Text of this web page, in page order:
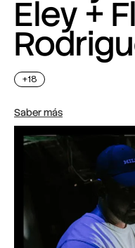
Eley +
+18
Saber más